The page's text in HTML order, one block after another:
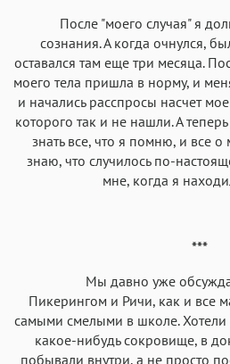
После "моего случая" я
сознания. А когда очнулся,
оставался там еще три месяца.
моего тела пришла в норму, и
и начались расспросы насчет
которого так и не нашли. А
знать все, что я помню, и все о
знаю, что случилось по-
мне, когда я
***
Мы давно уже
Пикерингом и Ричи, как и все
самыми смелыми в школе. Хотели
какое-нибудь сокровище, в
побывали внутри, а не просто